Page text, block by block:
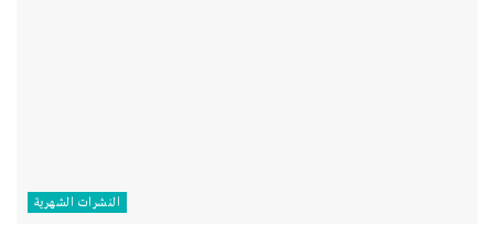
النشرات الشهریة